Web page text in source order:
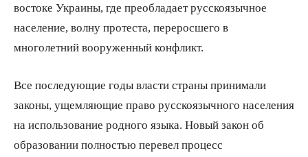
востоке Украины, где преобладает русскоязычное
население, волну протеста, переросшего в
многолетний вооруженный конфликт.
Все последующие годы власти страны принимали
законы, ущемляющие право русскоязычного населения
на использование родного языка. Новый закон об
образовании полностью перевел процесс